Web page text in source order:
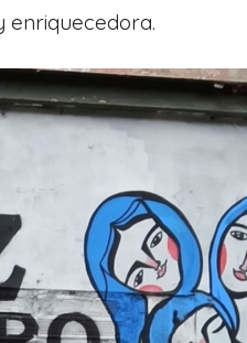
enriquecedora.